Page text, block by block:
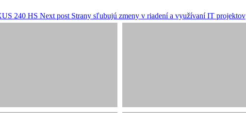
240 HS Next post Strany sľubujú zmeny v riadení a využívaní IT projektov